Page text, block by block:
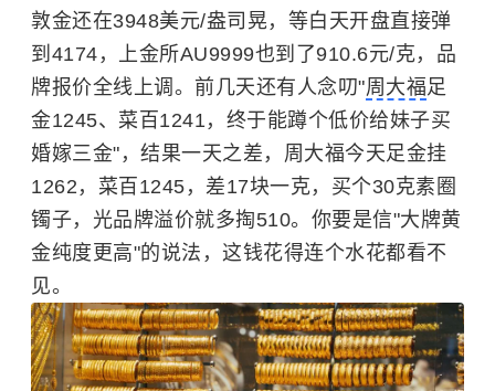
敦金还在3948美元/盎司晃，等白天开盘直接弹
到4174，上金所AU9999也到了910.6元/克，品
牌报价全线上调。前几天还有人念叨"周大福足
金1245、菜百1241，终于能蹲个低价给妹子买
婚嫁三金"，结果一天之差，周大福今天足金挂
1262，菜百1245，差17块一克，买个30克素圈
镯子，光品牌溢价就多掏510。你要是信"大牌黄
金纯度更高"的说法，这钱花得连个水花都看不
见。